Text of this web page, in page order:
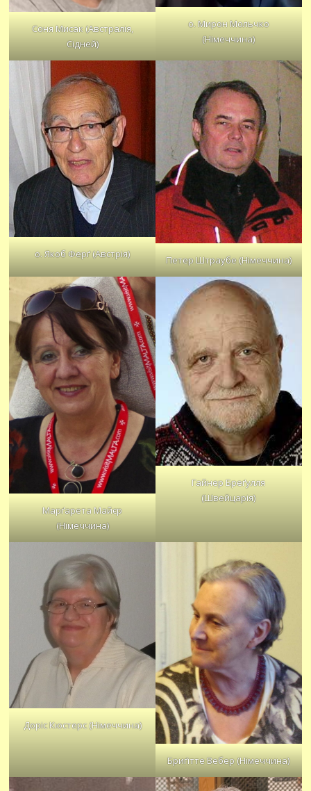
Соня Мисак (Австралія,
Сідней)
о. Мирон Мольчко
(Німеччина)
о. Якоб Ферґ (Австрія) Петер Штраубе (Німеччина)
Марґарета Майєр
(Німеччина)
Гайнер Бреґулля
(Швейцарія)
Доріс Кюстерс (Німеччина)
Бриґітте Вебер (Німеччина)